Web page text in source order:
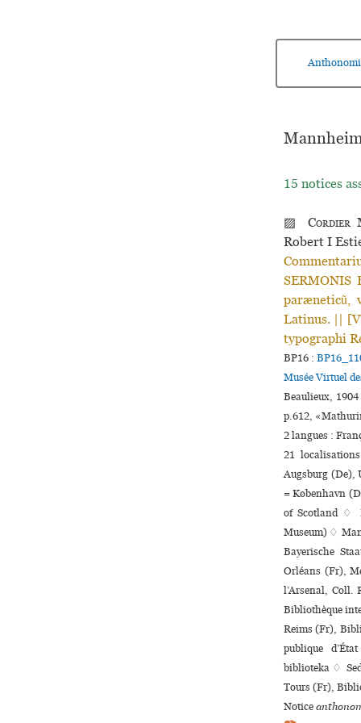
15 notices
▨ Cordier
Robert I
paræneticũ,
Latinus. ||
typographi
BP16 :
Musée Virtuel
Beaulieux,
p.612,
2 langues :
21
Augsburg (De),
= København
of Scotland ♢
Museum) ♢
Bayerische
Orléans (Fr),
l’Arsenal,
Bibliothèque
Reims (Fr),
publique
biblioteka ♢
Tours (Fr),
Notice